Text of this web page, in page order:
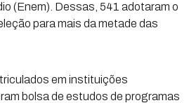
(Enem). Dessas, 541 adotaram o
para mais da metade das
em instituições
bolsa de estudos de programas